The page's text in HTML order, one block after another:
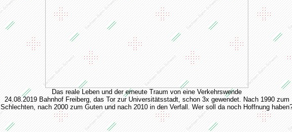
Das reale Leben und der erneute Traum von eine Verkehrswende
24.08.2019 Bahnhof Freiberg, das Tor zur Universitätsstadt, schon 3x gewendet. Nach 1990 zum
Schlechten, nach 2000 zum Guten und nach 2010 in den Verfall. Wer soll da noch Hoffnung